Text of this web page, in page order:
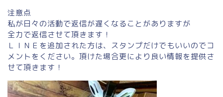
注意点
私が日々の活動で返信が遅くなることがありますが
全力で返信させて頂きます！
ＬＩＮＥを追加された方は、スタンプだけでもいいのでコ
メントをください。頂けた場合更により良い情報を提供さ
せて頂きます！